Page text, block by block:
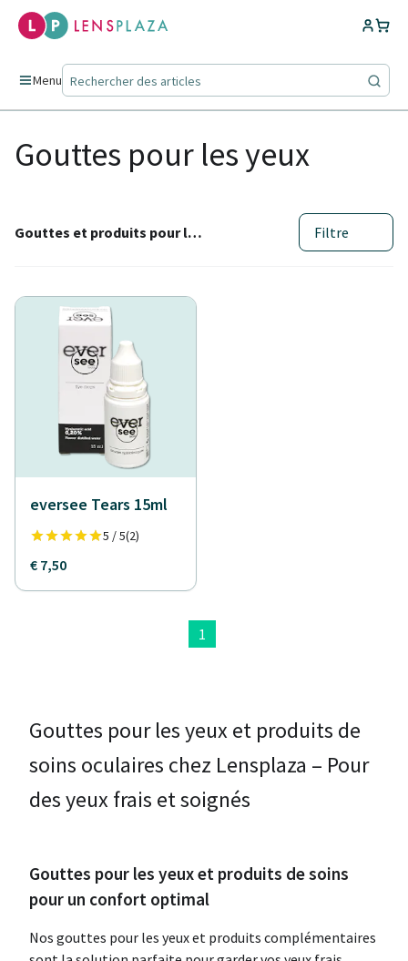
Menu
Gouttes pour les yeux
Gouttes et produits pour les yeux (1) Filtre
eversee Tears 15ml
5 / 5(2)
€ 7,50
1
Gouttes pour les yeux et produits de
soins oculaires chez Lensplaza – Pour
des yeux frais et soignés
Gouttes pour les yeux et produits de soins
pour un confort optimal
Nos gouttes pour les yeux et produits complémentaires